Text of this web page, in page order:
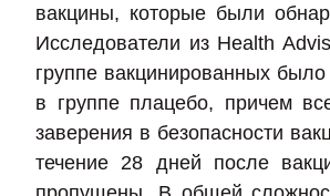
вакцины, которые были
Исследователи из Health
группе вакцинированных было
в группе плацебо, причем
заверения в безопасности
течение 28 дней после